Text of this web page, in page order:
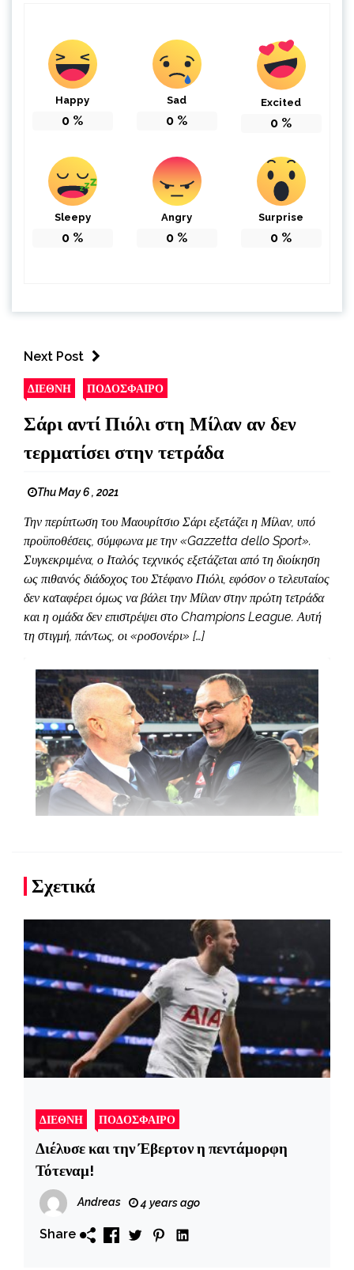
Happy
0 %
Sad
0 %
Excited
0 %
Sleepy
0 %
Angry
0 %
Surprise
0 %
Next Post
ΔΙΕΘΝΗ ΠΟΔΟΣΦΑΙΡΟ
Σάρι αντί Πιόλι στη Μίλαν αν δεν
τερματίσει στην τετράδα
Thu May 6 , 2021
Την περίπτωση του Μαουρίτσιο Σάρι εξετάζει η Μίλαν, υπό
προϋποθέσεις, σύμφωνα με την «Gazzetta dello Sport».
Συγκεκριμένα, ο Ιταλός τεχνικός εξετάζεται από τη διοίκηση
ως πιθανός διάδοχος του Στέφανο Πιόλι, εφόσον ο τελευταίος
δεν καταφέρει όμως να βάλει την Μίλαν στην πρώτη τετράδα
και η ομάδα δεν επιστρέψει στο Champions League. Αυτή
τη στιγμή, πάντως, οι «ροσονέρι» […]
Σχετικά
ΔΙΕΘΝΗ ΠΟΔΟΣΦΑΙΡΟ
Διέλυσε και την Έβερτον η πεντάμορφη
Τότεναμ!
Andreas 4 years ago
Share